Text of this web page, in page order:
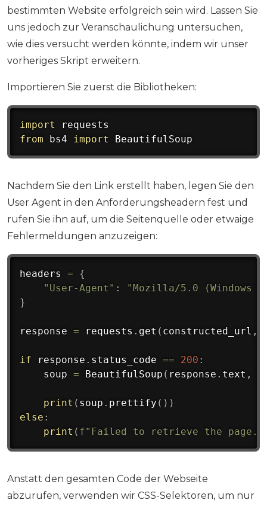
bestimmten Website erfolgreich sein wird. Lassen Sie
uns jedoch zur Veranschaulichung untersuchen,
wie dies versucht werden könnte, indem wir unser
vorheriges Skript erweitern.
Importieren Sie zuerst die Bibliotheken:
import
from bs4 import BeautifulSoup
Nachdem Sie den Link erstellt haben, legen Sie den
User Agent in den Anforderungsheadern fest und
rufen Sie ihn auf, um die Seitenquelle oder etwaige
Fehlermeldungen anzuzeigen:
headers =
{
"User-Agent" :
"Mozilla/5.0 (Windows
}
response = requests . get ( constructed_url ,
if response . status_code == 200 :
    soup
= BeautifulSoup ( response . text ,
print ( soup . prettify ( ) )
else :
print ( f"Failed to retrieve the page.
Anstatt den gesamten Code der Webseite
abzurufen, verwenden wir CSS-Selektoren, um nur